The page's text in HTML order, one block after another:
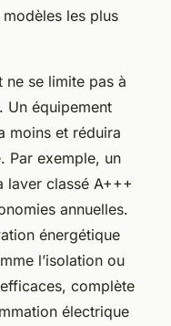
les plus
se limite pas à
Un équipement
moins et réduira
Par exemple, un
laver classé A+++
annuelles.
énergétique
l’isolation ou
complète
électrique